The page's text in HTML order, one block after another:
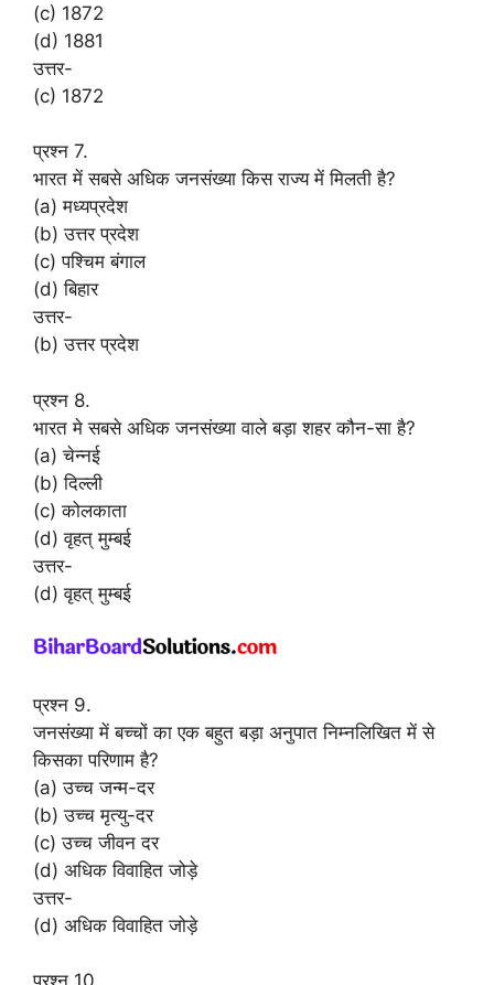
(c) 1872
(d) 1881
उत्तर-
(c) 1872
प्रश्न 7.
भारत में सबसे अधिक जनसंख्या किस राज्य में मिलती है?
(a) मध्यप्रदेश
(b) उत्तर प्रदेश
(c) पश्चिम बंगाल
(d) बिहार
उत्तर-
(b) उत्तर प्रदेश
प्रश्न 8.
भारत मे सबसे अधिक जनसंख्या वाले बड़ा शहर कौन-सा है?
(a) चेन्नई
(b) दिल्ली
(c) कोलकाता
(d) वृहत् मुम्बई
उत्तर-
(d) वृहत् मुम्बई
प्रश्न 9.
जनसंख्या में बच्चों का एक बहुत बड़ा अनुपात निम्नलिखित में से
किसका परिणाम है?
(a) उच्च जन्म-दर
(b) उच्च मृत्यु-दर
(c) उच्च जीवन दर
(d) अधिक विवाहित जोड़े
उत्तर-
(d) अधिक विवाहित जोड़े
प्रश्न 10.